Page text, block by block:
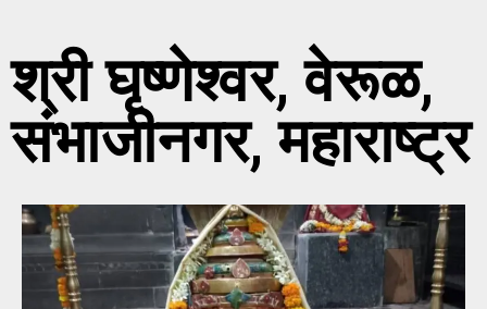
श्री घृष्णेश्वर, वेरूळ,
संभाजीनगर, महाराष्ट्र